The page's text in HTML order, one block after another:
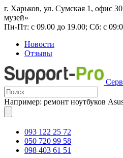
г. Харьков, ул. Сумская 1, офис
музей»
Пн-Пт: с 09.00 до 19.00; Сб: с
Новости
Отзывы
Например: ремонт ноутбуков
093 122 25 72
050 720 99 58
098 403 61 51